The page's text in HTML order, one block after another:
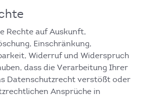
Rechte auf Auskunft,
Einschränkung,
Widerruf und Widerspruch
dass die Verarbeitung Ihrer
Datenschutzrecht verstößt oder
Ansprüche in